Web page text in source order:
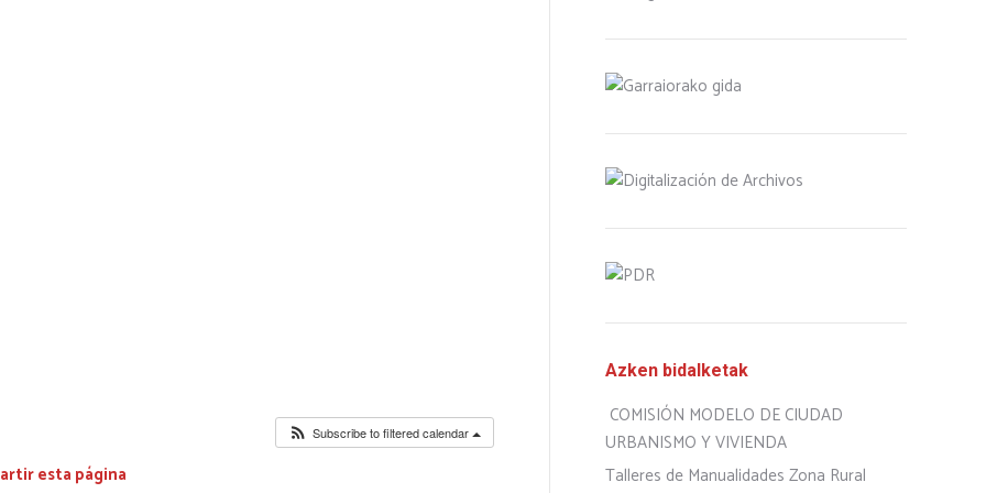
Subscribe to filtered calendar
esta página
Azken bidalketak
COMISIÓN MODELO DE CIUDAD
URBANISMO Y VIVIENDA
Talleres de Manualidades Zona Rural